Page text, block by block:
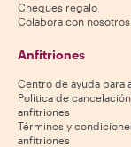
Cheques regalo
Colabora con nosotros
Anfitriones
Centro de ayuda para
Política de
anfitriones
Términos y
anfitriones